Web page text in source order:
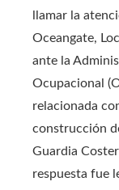
llamar la
Oceangate,
ante la
Ocupacional
relacionada
construcción
Guardia
respuesta fue